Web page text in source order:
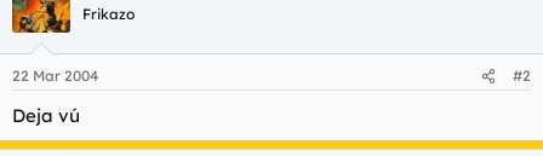
Frikazo
22 Mar 2004 #2
Deja vú